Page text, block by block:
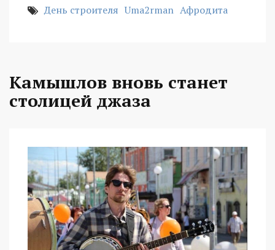
День строителя Uma2rman Афродита
Камышлов вновь станет
столицей джаза